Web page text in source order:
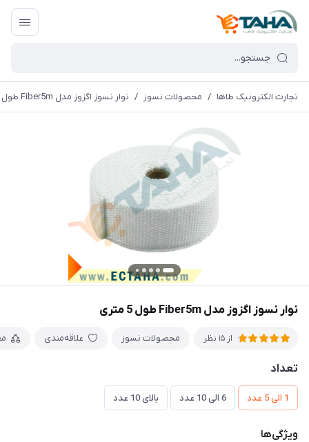
تجارت الکترونیک طاها / محصولات نسوز / نوار نسوز اگزوز مدل Fiber5m طول 5 متری
نوار نسوز اگزوز مدل Fiber5m طول 5 متری
از 15 نظر محصولات نسوز علاقه‌مندی
تعداد
1 الی 5 عدد 6 الی 10 عدد بالای 10 عدد
ویژگی‌ها